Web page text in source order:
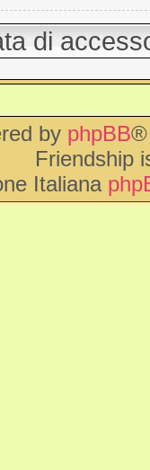
di
by phpBB®
Friendship
Italiana